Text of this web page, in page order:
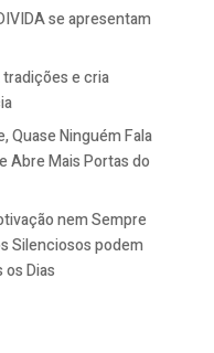
se apresentam
tradições e cria
Quase Ninguém Fala
Abre Mais Portas do
nem Sempre
Silenciosos podem
Dias